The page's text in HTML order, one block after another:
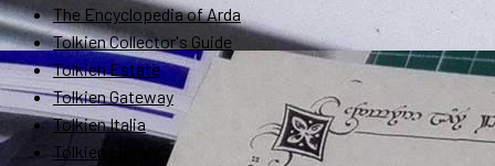
The Encyclopedia of Arda
Tolkien Collector's Guide
Tolkien Estate
Tolkien Gateway
Tolkien Italia
Tolkien Library